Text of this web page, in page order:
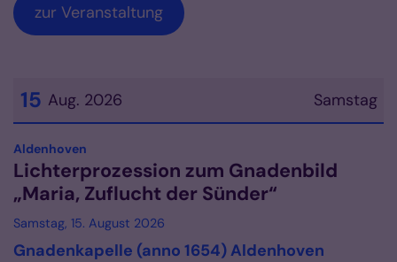
zur Veranstaltung
Samstag
15 Aug. 2026
Datum: 15. August 2026
Aldenhoven
Lichterprozession zum Gnadenbild
„Maria, Zuflucht der Sünder“
Samstag, 15. August 2026
Gnadenkapelle (anno 1654) Aldenhoven